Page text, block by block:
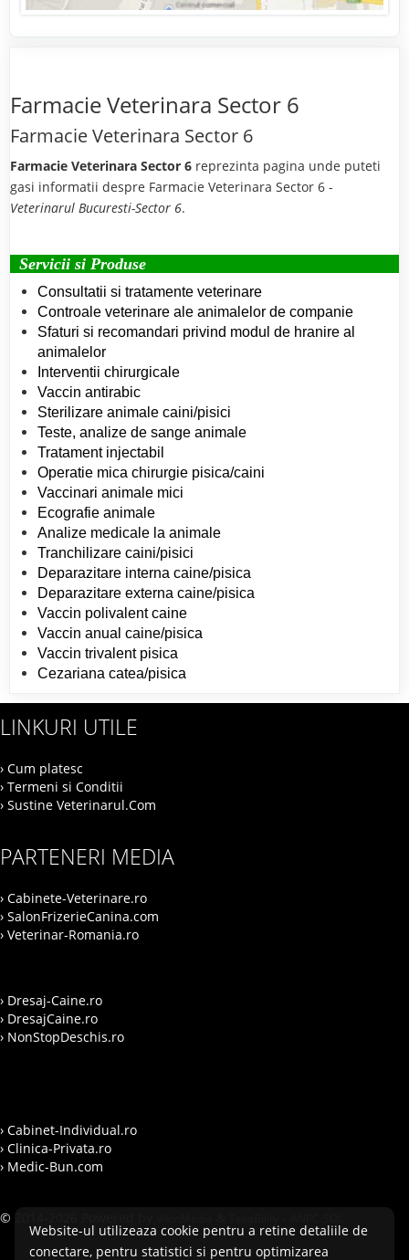
Farmacie Veterinara Sector 6
Farmacie Veterinara Sector 6
Farmacie Veterinara Sector 6 reprezinta pagina unde puteti
gasi informatii despre Farmacie Veterinara Sector 6 -
Veterinarul Bucuresti-Sector 6.
Servicii si Produse
Consultatii si tratamente veterinare
Controale veterinare ale animalelor de companie
Sfaturi si recomandari privind modul de hranire al
animalelor
Interventii chirurgicale
Vaccin antirabic
Sterilizare animale caini/pisici
Teste, analize de sange animale
Tratament injectabil
Operatie mica chirurgie pisica/caini
Vaccinari animale mici
Ecografie animale
Analize medicale la animale
Tranchilizare caini/pisici
Deparazitare interna caine/pisica
Deparazitare externa caine/pisica
Vaccin polivalent caine
Vaccin anual caine/pisica
Vaccin trivalent pisica
Cezariana catea/pisica
LINKURI UTILE
› Cum platesc
› Termeni si Conditii
› Sustine Veterinarul.Com
PARTENERI MEDIA
› Cabinete-Veterinare.ro
› SalonFrizerieCanina.com
› Veterinar-Romania.ro
› Dresaj-Caine.ro
› DresajCaine.ro
› NonStopDeschis.ro
› Cabinet-Individual.ro
› Clinica-Privata.ro
› Medic-Bun.com
© 2014-2026 Powered by
Website-ul utilizeaza cookie pentru a retine detaliile de
conectare, pentru statistici si pentru optimizarea